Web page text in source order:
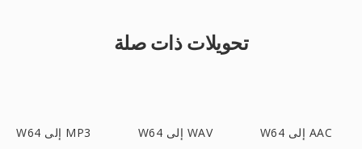
تحويلات ذات صلة
W64 إلى MP3 W64 إلى WAV W64 إلى AAC